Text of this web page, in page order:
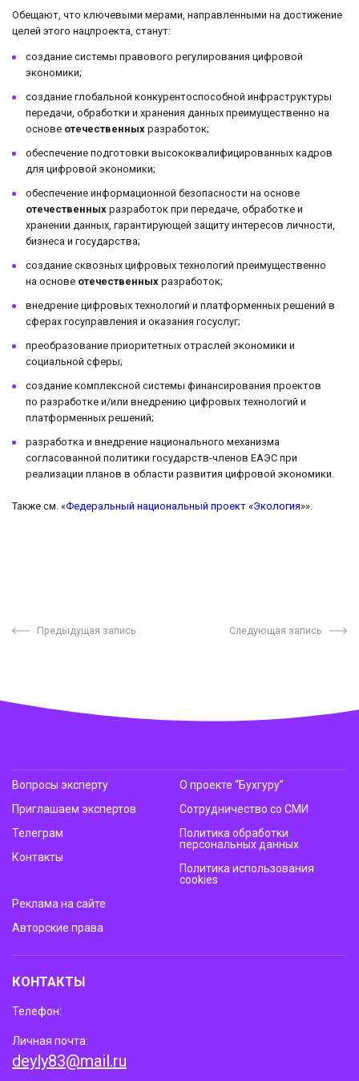
Обещают, что ключевыми мерами, направленными на достижение
целей этого нацпроекта, станут:
создание системы правового регулирования цифровой
экономики;
создание глобальной конкурентоспособной инфраструктуры
передачи, обработки и хранения данных преимущественно на
основе отечественных разработок;
обеспечение подготовки высококвалифицированных кадров
для цифровой экономики;
обеспечение информационной безопасности на основе
отечественных разработок при передаче, обработке и
хранении данных, гарантирующей защиту интересов личности,
бизнеса и государства;
создание сквозных цифровых технологий преимущественно
на основе отечественных разработок;
внедрение цифровых технологий и платформенных решений в
сферах госуправления и оказания госуслуг;
преобразование приоритетных отраслей экономики и
социальной сферы;
создание комплексной системы финансирования проектов
по разработке и/или внедрению цифровых технологий и
платформенных решений;
разработка и внедрение национального механизма
согласованной политики государств-членов ЕАЭС при
реализации планов в области развития цифровой экономики.
Также см. «Федеральный национальный проект «Экология»».
Предыдущая запись Следующая запись
Вопросы эксперту
Приглашаем экспертов
Телеграм
Контакты
О проекте “Бухгуру”
Сотрудничество со СМИ
Политика обработки
персональных данных
Политика использования
cookies
Реклама на сайте
Авторские права
КОНТАКТЫ
Телефон:
Личная почта:
deyly83@mail.ru